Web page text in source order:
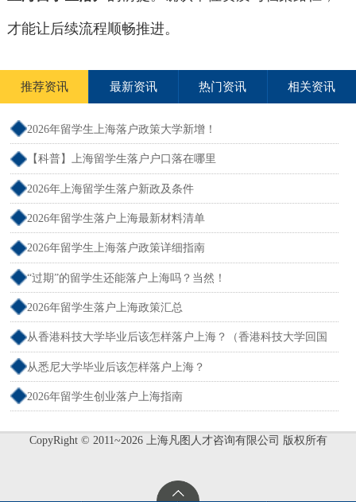
才能让后续流程顺畅推进。
推荐资讯 最新资讯 热门资讯 相关资讯
2026年留学生上海落户政策大学新增！
【科普】上海留学生落户户口落在哪里
2026年上海留学生落户新政及条件
2026年留学生落户上海最新材料清单
2026年留学生上海落户政策详细指南
“过期”的留学生还能落户上海吗？当然！
2026年留学生落户上海政策汇总
从香港科技大学毕业后该怎样落户上海？（香港科技大学回国
就业）
从悉尼大学毕业后该怎样落户上海？
2026年留学生创业落户上海指南
CopyRight © 2011~2026 上海凡图人才咨询有限公司 版权所有